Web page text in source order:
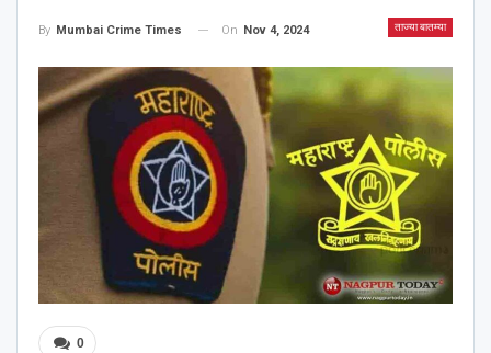
ताज्या बातम्या
By Mumbai Crime Times On Nov 4, 2024
0